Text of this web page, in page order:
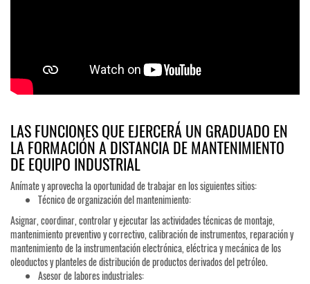
LAS FUNCIONES QUE EJERCERÁ UN GRADUADO EN
LA FORMACIÓN A DISTANCIA DE MANTENIMIENTO
DE EQUIPO INDUSTRIAL
Anímate y aprovecha la oportunidad de trabajar en los siguientes sitios:
Técnico de organización del mantenimiento:
Asignar, coordinar, controlar y ejecutar las actividades técnicas de montaje,
mantenimiento preventivo y correctivo, calibración de instrumentos, reparación y
mantenimiento de la instrumentación electrónica, eléctrica y mecánica de los
oleoductos y planteles de distribución de productos derivados del petróleo.
Asesor de labores industriales: